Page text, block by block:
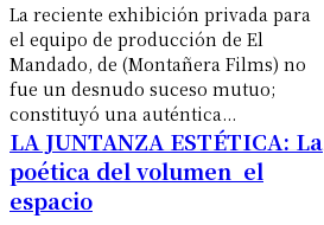
La reciente exhibición privada para
el equipo de producción de El
Mandado, de (Montañera Films) no
fue un desnudo suceso mutuo;
constituyó una auténtica...
LA JUNTANZA ESTÉTICA: La
poética del volumen el
espacio